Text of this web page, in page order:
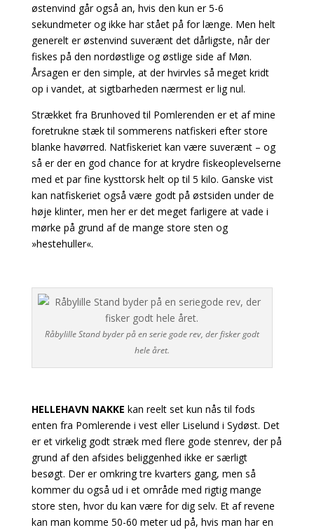
østenvind går også an, hvis den kun er 5-6
sekundmeter og ikke har stået på for længe. Men helt
generelt er østenvind suverænt det dårligste, når der
fiskes på den nordøstlige og østlige side af Møn.
Årsagen er den simple, at der hvirvles så meget kridt
op i vandet, at sigtbarheden nærmest er lig nul.
Strækket fra Brunhoved til Pomlerenden er et af mine
foretrukne stæk til sommerens natfiskeri efter store
blanke havørred. Natfiskeriet kan være suverænt – og
så er der en god chance for at krydre fiskeoplevelserne
med et par fine kysttorsk helt op til 5 kilo. Ganske vist
kan natfiskeriet også være godt på østsiden under de
høje klinter, men her er det meget farligere at vade i
mørke på grund af de mange store sten og
»hestehuller«.
Råbylille Stand byder på en serie gode rev, der fisker godt
hele året.
HELLEHAVN NAKKE kan reelt set kun nås til fods
enten fra Pomlerende i vest eller Liselund i Sydøst. Det
er et virkelig godt stræk med flere gode stenrev, der på
grund af den afsides beliggenhed ikke er særligt
besøgt. Der er omkring tre kvarters gang, men så
kommer du også ud i et område med rigtig mange
store sten, hvor du kan være for dig selv. Et af revene
kan man komme 50-60 meter ud på, hvis man har en